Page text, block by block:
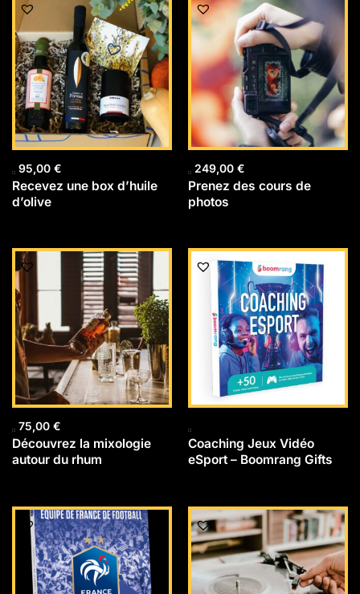
95,00 €
Recevez une box d’huile
d’olive
249,00 €
Prenez des cours de
photos
75,00 €
Découvrez la mixologie
autour du rhum
Coaching Jeux Vidéo
eSport – Boomrang Gifts